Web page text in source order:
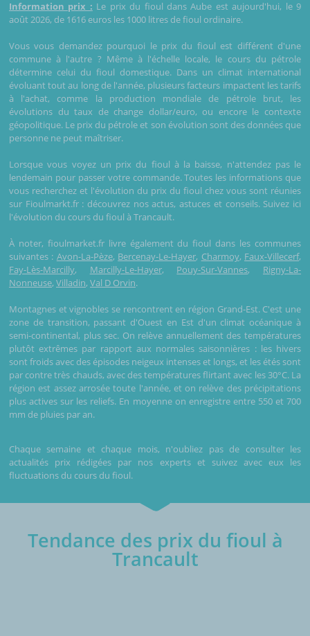
Information prix : Le prix du fioul dans Aube est aujourd'hui, le 9
août 2026, de 1616 euros les 1000 litres de fioul ordinaire.
Vous vous demandez pourquoi le prix du fioul est différent d'une
commune à l'autre ? Même à l'échelle locale, le cours du pétrole
détermine celui du fioul domestique. Dans un climat international
évoluant tout au long de l'année, plusieurs facteurs impactent les tarifs
à l'achat, comme la production mondiale de pétrole brut, les
évolutions du taux de change dollar/euro, ou encore le contexte
géopolitique. Le prix du pétrole et son évolution sont des données que
personne ne peut maîtriser.
Lorsque vous voyez un prix du fioul à la baisse, n'attendez pas le
lendemain pour passer votre commande. Toutes les informations que
vous recherchez et l'évolution du prix du fioul chez vous sont réunies
sur Fioulmarkt.fr : découvrez nos actus, astuces et conseils. Suivez ici
l'évolution du cours du fioul à Trancault.
À noter, fioulmarket.fr livre également du fioul dans les communes
suivantes : Avon-La-Pèze, Bercenay-Le-Hayer, Charmoy, Faux-Villecerf,
Fay-Lès-Marcilly, Marcilly-Le-Hayer, Pouy-Sur-Vannes, Rigny-La-
Nonneuse, Villadin, Val D Orvin.
Montagnes et vignobles se rencontrent en région Grand-Est. C'est une
zone de transition, passant d'Ouest en Est d'un climat océanique à
semi-continental, plus sec. On relève annuellement des températures
plutôt extrêmes par rapport aux normales saisonnières : les hivers
sont froids avec des épisodes neigeux intenses et longs, et les étés sont
par contre très chauds, avec des températures flirtant avec les 30°C. La
région est assez arrosée toute l'année, et on relève des précipitations
plus actives sur les reliefs. En moyenne on enregistre entre 550 et 700
mm de pluies par an.
Chaque semaine et chaque mois, n'oubliez pas de consulter les
actualités prix rédigées par nos experts et suivez avec eux les
fluctuations du cours du fioul.
Tendance des prix du fioul à
Trancault